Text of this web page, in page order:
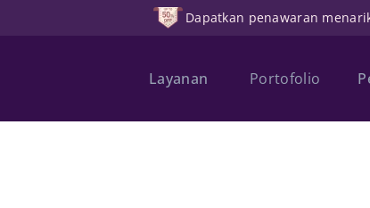
Dapatkan penawaran
Layanan Portofolio